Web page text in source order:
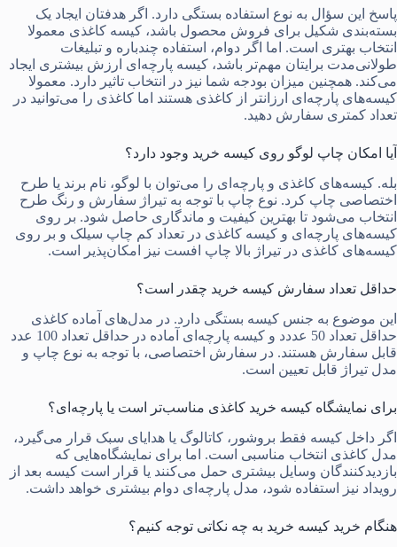
پاسخ این سؤال به نوع استفاده بستگی دارد. اگر هدفتان ایجاد یک
بسته‌بندی شکیل برای فروش محصول باشد، کیسه کاغذی معمولا
انتخاب بهتری است. اما اگر دوام، استفاده چندباره و تبلیغات
طولانی‌مدت برایتان مهم‌تر باشد، کیسه پارچه‌ای ارزش بیشتری ایجاد
می‌کند. همچنین میزان بودجه شما نیز در انتخاب تاثیر دارد. معمولا
کیسه‌های پارچه‌ای ارزانتر از کاغذی هستند اما کاغذی را می‌توانید در
تعداد کمتری سفارش دهید.
آیا امکان چاپ لوگو روی کیسه خرید وجود دارد؟
بله. کیسه‌های کاغذی و پارچه‌ای را می‌توان با لوگو، نام برند یا طرح
اختصاصی چاپ کرد. نوع چاپ با توجه به تیراژ سفارش و رنگ طرح
انتخاب می‌شود تا بهترین کیفیت و ماندگاری حاصل شود. بر روی
کیسه‌های پارچه‌ای و کیسه کاغذی در تعداد کم چاپ سیلک و بر روی
کیسه‌های کاغذی در تیراژ بالا چاپ افست نیز امکان‌پذیر است.
حداقل تعداد سفارش کیسه خرید چقدر است؟
این موضوع به جنس کیسه بستگی دارد. در مدل‌های آماده کاغذی
حداقل تعداد 50 عددد و کیسه پارچه‌ای آماده در حداقل تعداد 100 عدد
قابل سفارش هستند. در سفارش اختصاصی، با توجه به نوع چاپ و
مدل تیراژ قابل تعیین است.
برای نمایشگاه کیسه خرید کاغذی مناسب‌تر است یا پارچه‌ای؟
اگر داخل کیسه فقط بروشور، کاتالوگ یا هدایای سبک قرار می‌گیرد،
مدل کاغذی انتخاب مناسبی است. اما برای نمایشگاه‌هایی که
بازدیدکنندگان وسایل بیشتری حمل می‌کنند یا قرار است کیسه بعد از
رویداد نیز استفاده شود، مدل پارچه‌ای دوام بیشتری خواهد داشت.
هنگام خرید کیسه خرید به چه نکاتی توجه کنیم؟